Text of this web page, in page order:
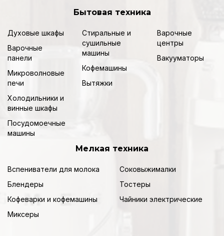
Бытовая техника
Духовые шкафы
Варочные
панели
Микроволновые
печи
Холодильники и
винные шкафы
Посудомоечные
машины
Стиральные и
сушильные
машины
Кофемашины
Вытяжки
Варочные
центры
Вакууматоры
Мелкая техника
Вспениватели для молока
Блендеры
Кофеварки и кофемашины
Миксеры
Соковыжималки
Тостеры
Чайники электрические